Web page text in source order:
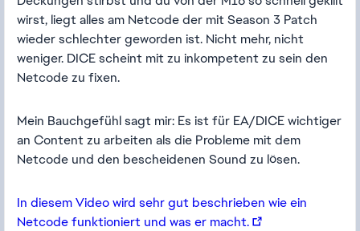
wirst, liegt alles am Netcode der mit Season 3 Patch
wieder schlechter geworden ist. Nicht mehr, nicht
weniger. DICE scheint mit zu inkompetent zu sein den
Netcode zu fixen.
Mein Bauchgefühl sagt mir: Es ist für EA/DICE wichtiger
an Content zu arbeiten als die Probleme mit dem
Netcode und den bescheidenen Sound zu lösen.
In diesem Video wird sehr gut beschrieben wie ein
Netcode funktioniert und was er macht.